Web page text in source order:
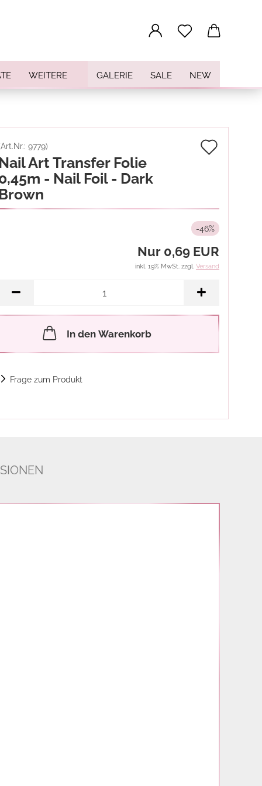
GALERIE SALE NEW
WEITERE
9779)
Art Transfer Folie
- Nail Foil - Dark
-46%
Nur 0,69 EUR
inkl. 19% MwSt. zzgl. Versand
In den Warenkorb
Frage zum Produkt